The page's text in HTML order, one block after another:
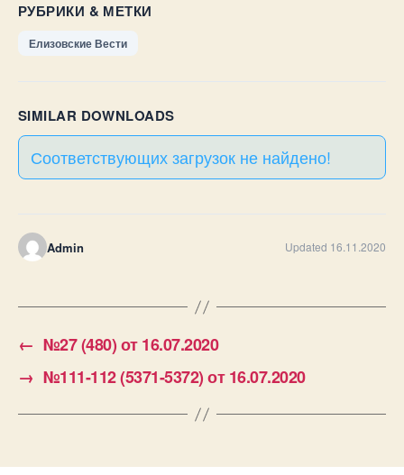
РУБРИКИ & МЕТКИ
Елизовские Вести
SIMILAR DOWNLOADS
Соответствующих загрузок не найдено!
Admin Updated 16.11.2020
← №27 (480) от 16.07.2020
→ №111-112 (5371-5372) от 16.07.2020